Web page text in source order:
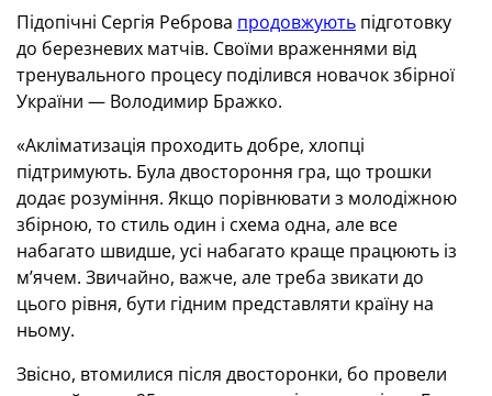
Підопічні Сергія Реброва продовжують підготовку
до березневих матчів. Своїми враженнями від
тренувального процесу поділився новачок збірної
України — Володимир Бражко.
«Акліматизація проходить добре, хлопці
підтримують. Була двостороння гра, що трошки
додає розуміння. Якщо порівнювати з молодіжною
збірною, то стиль один і схема одна, але все
набагато швидше, усі набагато краще працюють із
м’ячем. Звичайно, важче, але треба звикати до
цього рівня, бути гідним представляти країну на
ньому.
Звісно, втомилися після двосторонки, бо провели